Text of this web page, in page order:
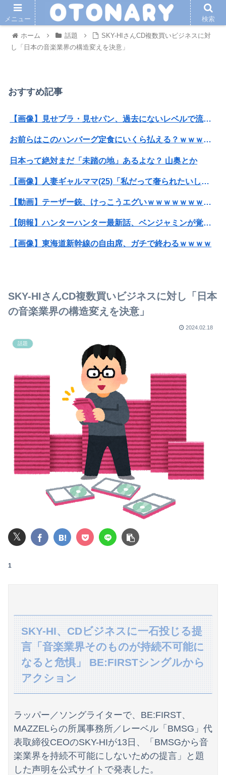
ホーム 話題
SKY-HIさんCD複数買いビジネスに対
し「日本の音楽業界の構造変えを決意」
おすすめ記事
【画像】見せブラ・見せパン、過去にないレベルで流行りまくる😡
お前らはこのハンバーグ定食にいくら払える？ｗｗｗｗｗｗｗｗｗｗ
日本って絶対まだ「未踏の地」あるよな？ 山奥とか
【画像】人妻ギャルママ(25)「私だって奢られたいし女扱いしてほしい。」⇒！！
【動画】テーザー銃、けっこうエグいｗｗｗｗｗｗｗｗｗｗ
【朗報】ハンターハンター最新話、ベンジャミンが覚醒して主人公になるwwwwwwwwwww
【画像】東海道新幹線の自由席、ガチで終わるｗｗｗｗ
【悲報】琵琶湖三市同時花火大会、開催中止を発表→自治体が「そんな花火大会知らない」と公式声明
【画像】佐々木希そっくりの女子高生ｗｗｗｗｗ
【朗報】ダウンタウンプラス絶好調の松本人志(62)、見た目がいまだにめっちゃ若々しいｗｗｗｗｗｗｗｗｗｗｗｗｗｗｗｗｗｗｗｗｗ（画像あり）
昭和生まれの嫁が作る弁当が『戦後』すぎて萎える【画像あり】
【朗報】山本由伸さん、8回3失点wwwwwwwwwwwwwwwwwwww
【夏はパチ屋へ】これがパチ●コ屋なら全部無料という事実ｗｗｗｗｗｗｗｗ
こいつは本物の天才だと思ったやつに会ったことある？
【画像】最強の休日を貼る
SKY-HIさんCD複数買いビジネスに対し「日本
の音楽業界の構造変えを決意」
2024.02.18
話題
𝕏
1
SKY-HI、CDビジネスに一石投じる提
言「音楽業界そのものが持続不可能に
なると危惧」 BE:FIRSTシングルから
アクション
ラッパー／ソングライターで、BE:FIRST、
MAZZELらの所属事務所／レーベル「BMSG」代
表取締役CEOのSKY-HIが13日、「BMSGから音
楽業界を持続不可能にしないための提言」と題
した声明を公式サイトで発表した。
メニュー 検索